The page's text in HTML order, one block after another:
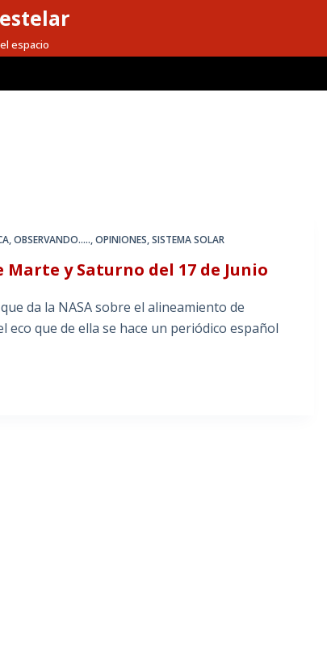
espacio
,OBSERVANDO.....,OPINIONES,SISTEMA SOLAR
y Saturno del 17 de Junio
da la NASA sobre el alineamiento de
que de ella se hace un periódico español